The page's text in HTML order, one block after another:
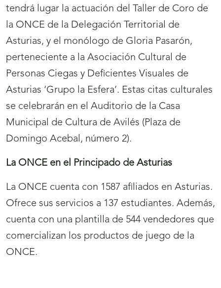
tendrá lugar la actuación del Taller de Coro de
la ONCE de la Delegación Territorial de
Asturias, y el monólogo de Gloria Pasarón,
perteneciente a la Asociación Cultural de
Personas Ciegas y Deficientes Visuales de
Asturias ‘Grupo la Esfera’. Estas citas culturales
se celebrarán en el Auditorio de la Casa
Municipal de Cultura de Avilés (Plaza de
Domingo Acebal, número 2).
La ONCE en el Principado de Asturias
La ONCE cuenta con 1587 afiliados en Asturias.
Ofrece sus servicios a 137 estudiantes. Además,
cuenta con una plantilla de 544 vendedores que
comercializan los productos de juego de la
ONCE.